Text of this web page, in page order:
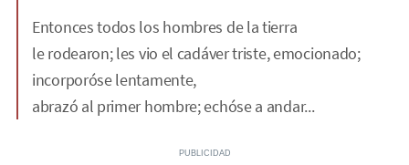
Entonces todos los hombres de la tierra
le rodearon; les vio el cadáver triste, emocionado;
incorporóse lentamente,
abrazó al primer hombre; echóse a andar...